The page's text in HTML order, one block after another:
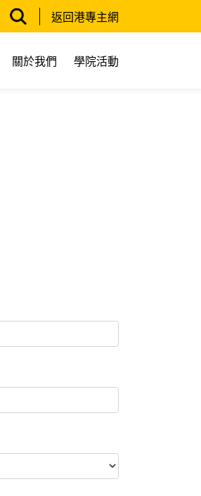
返回港專主網
關於我們 學院活動